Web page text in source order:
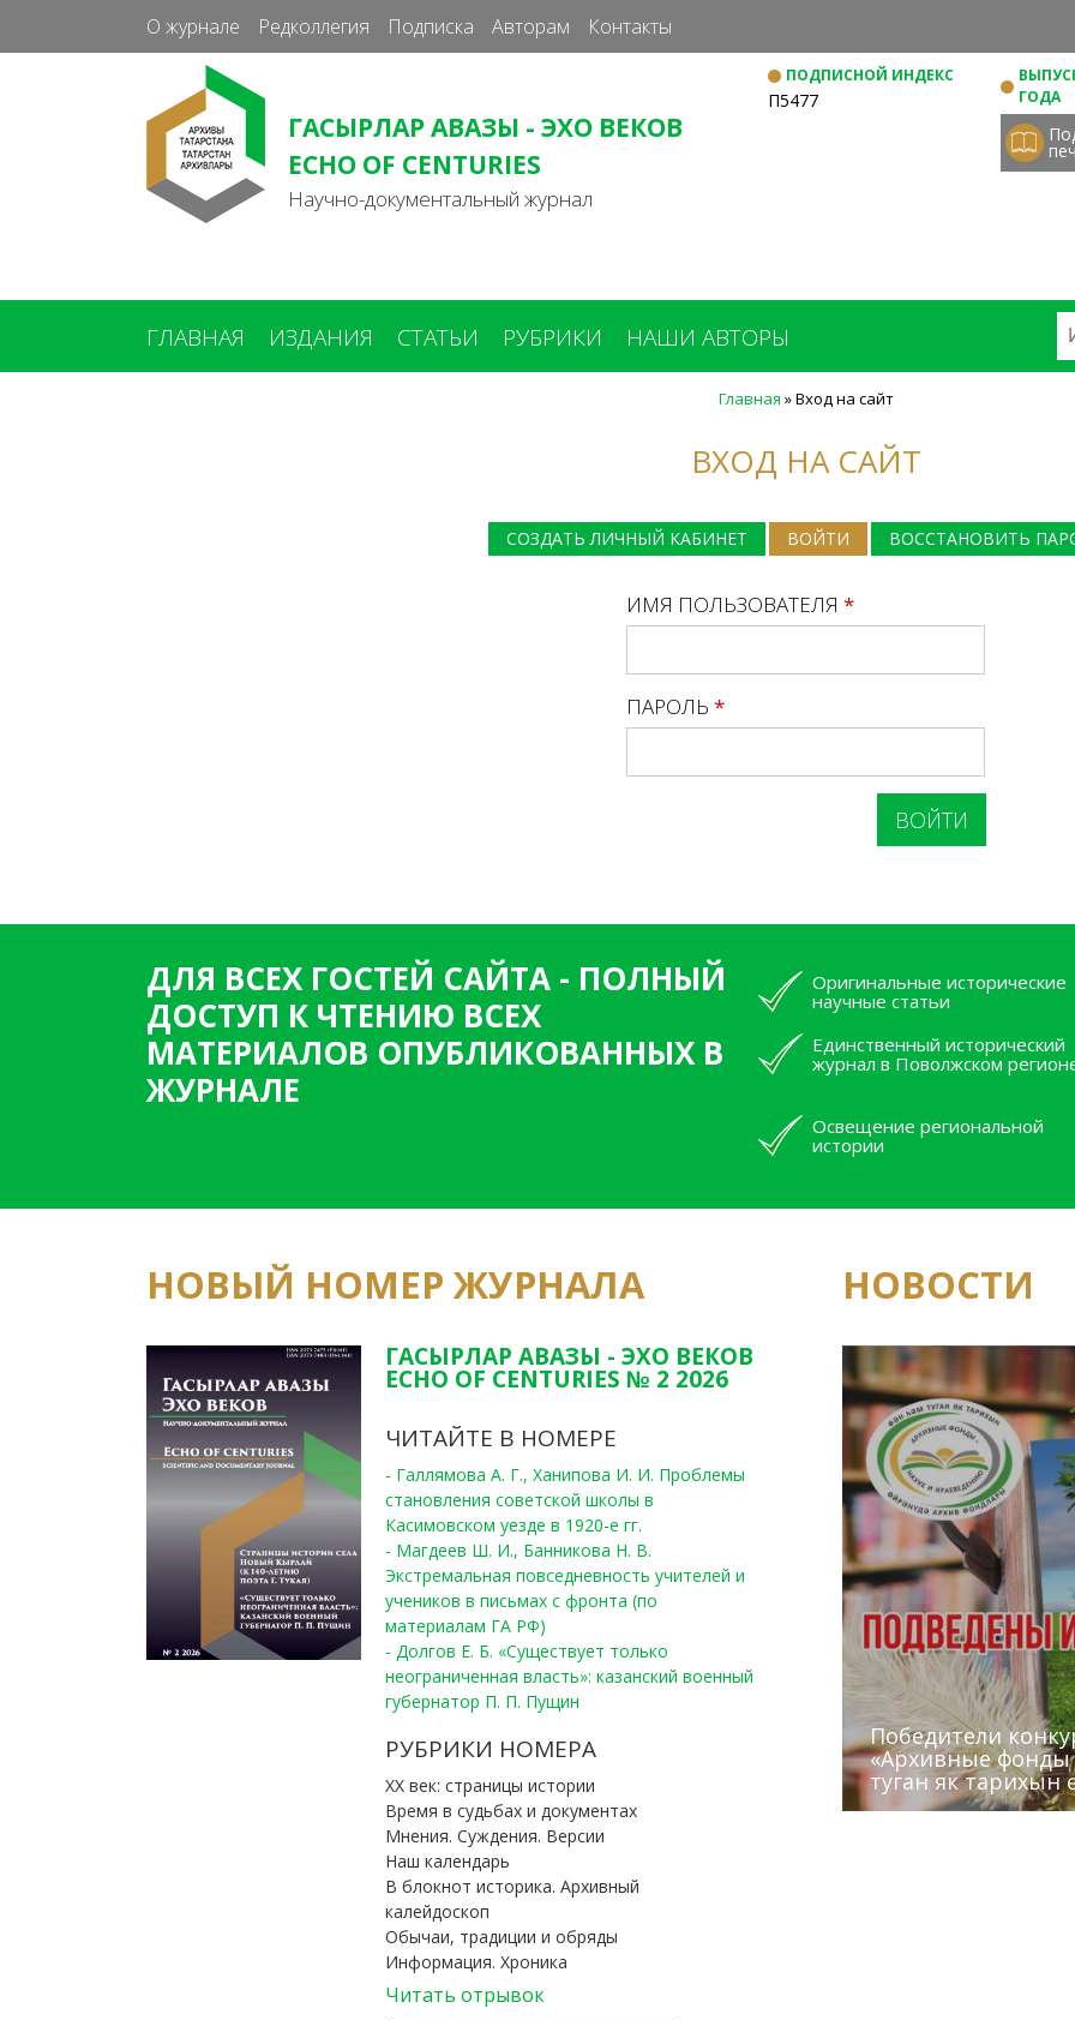
к
основному
О журнале Редколлегия Подписка Авторам Контакты
ГАСЫРЛАР АВАЗЫ - ЭХО ВЕКОВ
ECHO OF CENTURIES
Научно-документальный журнал
ПОДПИСНОЙ ИНДЕКС
П5477
ГОДА
ГЛАВНАЯ ИЗДАНИЯ СТАТЬИ РУБРИКИ НАШИ АВТОРЫ
Главная »Вход на сайт
ВХОД НА САЙТ
СОЗДАТЬ ЛИЧНЫЙ КАБИНЕТ ВОЙТИ (АКТИВНАЯ ВКЛАДКА)
ВОССТАНОВИТЬ
ИМЯ ПОЛЬЗОВАТЕЛЯ *
ПАРОЛЬ *
ДЛЯ ВСЕХ ГОСТЕЙ САЙТА - ПОЛНЫЙ
ДОСТУП К ЧТЕНИЮ ВСЕХ
МАТЕРИАЛОВ ОПУБЛИКОВАННЫХ В
ЖУРНАЛЕ
Оригинальные исторические
научные статьи
Единственный исторический
журнал в Поволжском
Освещение региональной
истории
НОВЫЙ НОМЕР ЖУРНАЛА
ГАСЫРЛАР АВАЗЫ - ЭХО ВЕКОВ
ECHO OF CENTURIES № 2 2026
ЧИТАЙТЕ В НОМЕРЕ
- Галлямова А. Г., Ханипова И. И. Проблемы
становления советской школы в
Касимовском уезде в 1920-е гг.
- Магдеев Ш. И., Банникова Н. В.
Экстремальная повседневность учителей и
учеников в письмах с фронта (по
материалам ГА РФ)
- Долгов Е. Б. «Существует только
неограниченная власть»: казанский военный
губернатор П. П. Пущин
РУБРИКИ НОМЕРА
ХХ век: страницы истории
Время в судьбах и документах
Мнения. Суждения. Версии
Наш календарь
В блокнот историка. Архивный
калейдоскоп
Обычаи, традиции и обряды
Информация. Хроника
Читать отрывок
НОВОСТИ
Победители
«Архивные фонды
туган як тарихын
Архивисты
Госархива
Юным
Сотрудники
Эхо веков»
(КХТИ)
«Мир архивов